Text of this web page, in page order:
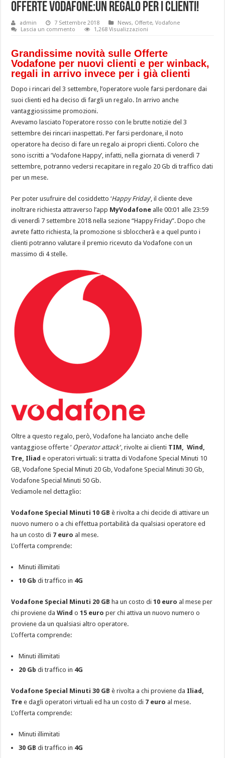
Offerte Vodafone:Un Regalo per i clienti!
admin 7 Settembre 2018 News, Offerte,Vodafone
Lascia un commento
1,268 Visualizzazioni
Grandissime novità sulle Offerte
Vodafone per nuovi clienti e per winback,
regali in arrivo invece per i già clienti
Dopo i rincari del 3 settembre, l’operatore vuole farsi perdonare dai
suoi clienti ed ha deciso di fargli un regalo. In arrivo anche
vantaggiosissime promozioni.
Avevamo lasciato l’operatore rosso con le brutte notizie del 3
settembre dei rincari inaspettati. Per farsi perdonare, il noto
operatore ha deciso di fare un regalo ai propri clienti. Coloro che
sono iscritti a ‘Vodafone Happy’, infatti, nella giornata di venerdì 7
settembre, potranno vedersi recapitare in regalo 20 Gb di traffico dati
per un mese.
Per poter usufruire del cosiddetto ‘Happy Friday‘, il cliente deve
inoltrare richiesta attraverso l’app MyVodafone alle 00:01 alle 23:59
di venerdì 7 settembre 2018 nella sezione “Happy Friday”. Dopo che
avrete fatto richiesta, la promozione si sbloccherà e a quel punto i
clienti potranno valutare il premio ricevuto da Vodafone con un
massimo di 4 stelle.
Oltre a questo regalo, però, Vodafone ha lanciato anche delle
vantaggiose offerte ‘ Operator attack‘, rivolte ai clienti TIM, Wind,
Tre, Iliad e operatori virtuali: si tratta di Vodafone Special Minuti 10
GB, Vodafone Special Minuti 20 Gb, Vodafone Special Minuti 30 Gb,
Vodafone Special Minuti 50 Gb.
Vediamole nel dettaglio:
Vodafone Special Minuti 10 GB è rivolta a chi decide di attivare un
nuovo numero o a chi effettua portabilità da qualsiasi operatore ed
ha un costo di 7 euro al mese.
L’offerta comprende:
Minuti illimitati
10 Gb di traffico in 4G
Vodafone Special Minuti 20 GB ha un costo di10 euro al mese per
chi proviene da Wind o15 euro per chi attiva un nuovo numero o
proviene da un qualsiasi altro operatore.
L’offerta comprende:
Minuti illimitati
20 Gb di traffico in 4G
Vodafone Special Minuti 30 GB è rivolta a chi proviene da Iliad,
Tre e dagli operatori virtuali ed ha un costo di 7 euro al mese.
L’offerta comprende:
Minuti illimitati
30 GB di traffico in 4G